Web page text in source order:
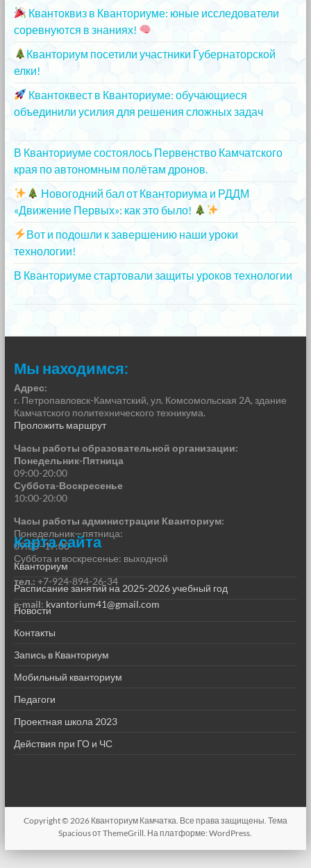
Квантоквиз в Кванториуме: юные исследователи
соревнуются в знаниях!
Кванториум посетили участники Губернаторской
елки!
Квантоквест в Кванториуме: обучающиеся
объединили усилия для решения сложных задач
В Кванториуме состоялось Первенство Камчатского
края по автономным полётам дронов.
Новогодний бал от Кванториума и РДДМ
«Движение Первых»: как это было!
Вот и подошли к завершению наши уроки
технологии!
В Кванториуме стартовали защиты уроков технологии
Мы находимся:
Адрес:
г. Петропавловск-Камчатский, ул. Комсомольская 2А, здание
Камчатского политехнического техникума.
Проложить маршрут
Часы работы образовательной организации:
Понедельник-Пятница
09:00-20:00
Суббота-Воскресенье
10:00-20:00
Часы работы администрации Кванториум:
Понедельник—пятница:
09:00–17:00
Суббота и воскресенье: выходной
тел.: +7-924-894-26-34
e-mail: kvantorium41@gmail.com
Карта сайта
Кванториум
Расписание занятий на 2025-2026 учебный год
Новости
Контакты
Запись в Кванториум
Мобильный кванториум
Педагоги
Проектная школа 2023
Действия при ГО и ЧС
Copyright © 2026 Кванториум Камчатка . Все права защищены. Тема
Spaciousот ThemeGrill. На платформе:WordPress